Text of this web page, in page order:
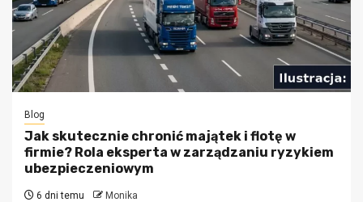
Blog
Jak skutecznie chronić majątek i flotę w
firmie? Rola eksperta w zarządzaniu ryzykiem
ubezpieczeniowym
6 dni temu Monika